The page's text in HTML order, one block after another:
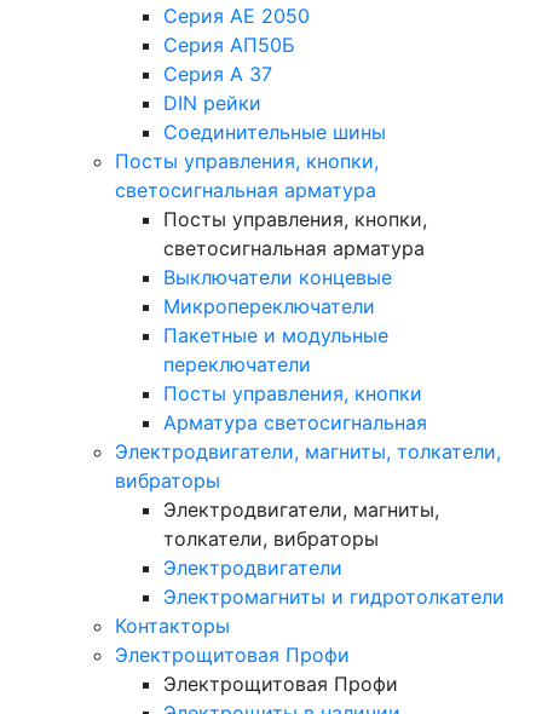
Серия АЕ 2050
Серия АП50Б
Серия А 37
DIN рейки
Соединительные шины
Посты управления, кнопки,
светосигнальная арматура
Посты управления, кнопки,
светосигнальная арматура
Выключатели концевые
Микропереключатели
Пакетные и модульные
переключатели
Посты управления, кнопки
Арматура светосигнальная
Электродвигатели, магниты, толкатели,
вибраторы
Электродвигатели, магниты,
толкатели, вибраторы
Электродвигатели
Электромагниты и гидротолкатели
Контакторы
Электрощитовая Профи
Электрощитовая Профи